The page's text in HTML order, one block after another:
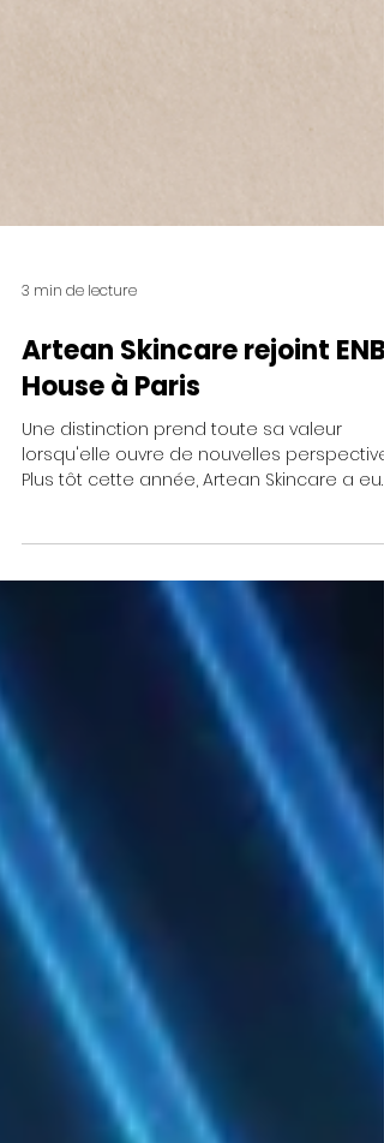
3 min de lecture
Artean Skincare rejoint
House à Paris
lorsqu'elle ouvre de nouvelles
l'honneur de recevoir deux European
Natural Beauty Awards, récompensant la
Crème Riche Régénérante et le Gel
Radiance, tandis que le Sérum Éclat de
Jeunesse figurait parmi les finalistes de sa
catégorie. Aujourd'hui, nous sommes
heureux de partager une nouvelle étape
importante dans le développement de la
marque. Dans les prochaines semaines,